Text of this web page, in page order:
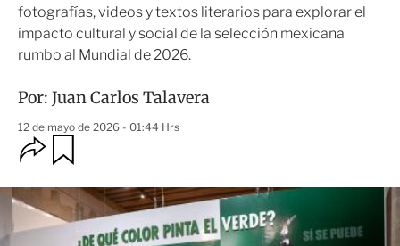
fotografías, videos y textos literarios para explorar el
impacto cultural y social de la selección mexicana
rumbo al Mundial de 2026.
Por: Juan Carlos Talavera
12 de mayo de 2026 - 01:44 Hrs
O
p
i
o
n
r
d
a
r